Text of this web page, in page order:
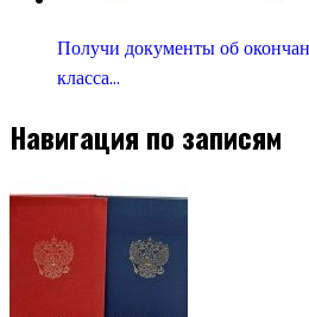
Получи документы об
класса…
Навигация по записям